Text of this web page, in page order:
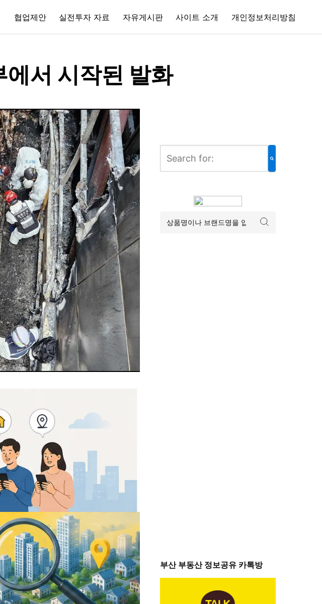
협업제안 실전투자 자료 자유게시판 사이트 소개 개인정보처리방침
서 시작된 발화
부산 부동산 정보공유 카톡방